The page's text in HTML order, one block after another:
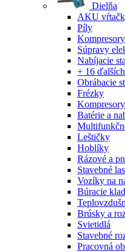
Dielňa
AKU
Píly
Kompresory
Súpravy
Nabíjacie
+ 16 ďalších
Obrábacie
Frézky
Batérie a
Leštičky
Hoblíky
Rázové a
Stavebné
Vozíky na
Búracie
Brúsky a
Svietidlá
Stavebné
Pracovná